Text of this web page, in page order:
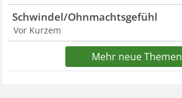
Schwindel/Ohnmachtsgefühl
Vor Kurzem
Mehr neue Themen